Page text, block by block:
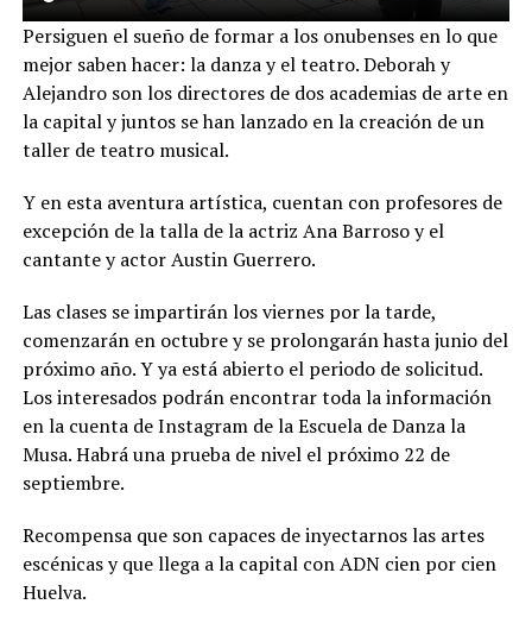
Persiguen el sueño de formar a los onubenses en lo que
mejor saben hacer: la danza y el teatro. Deborah y
Alejandro son los directores de dos academias de arte en
la capital y juntos se han lanzado en la creación de un
taller de teatro musical.
Y en esta aventura artística, cuentan con profesores de
excepción de la talla de la actriz Ana Barroso y el
cantante y actor Austin Guerrero.
Las clases se impartirán los viernes por la tarde,
comenzarán en octubre y se prolongarán hasta junio del
próximo año. Y ya está abierto el periodo de solicitud.
Los interesados podrán encontrar toda la información
en la cuenta de Instagram de la Escuela de Danza la
Musa. Habrá una prueba de nivel el próximo 22 de
septiembre.
Recompensa que son capaces de inyectarnos las artes
escénicas y que llega a la capital con ADN cien por cien
Huelva.